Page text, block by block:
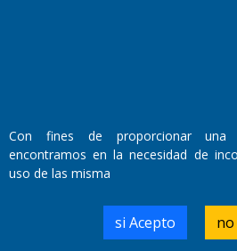
Santa Rosa, La Pampa.
Número de Registro DNDA:
RL-2019-55551274-APN-DNDA#MJ
Con fines de proporcionar una
encontramos en la necesidad de
uso de las misma
si Acepto